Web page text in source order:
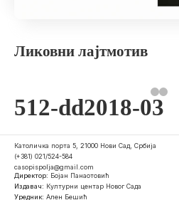
Ликовни лајтмотив
512-dd2018-03
Католичка порта 5, 21000 Нови Сад, Србија
(+381) 021/524-584
casopispolja@gmail.com
Директор: Бојан Панаотовић
Издавач: Културни центар Новог Сада
Уредник: Ален Бешић